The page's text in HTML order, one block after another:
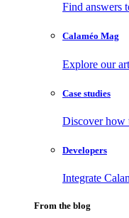
Find answers
Calaméo Mag
Explore our
Case studies
Discover how
Developers
Integrate
From the blog